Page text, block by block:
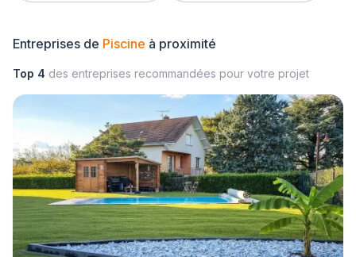
Entreprises de Piscine à proximité
Top 4 des entreprises recommandées pour votre projet